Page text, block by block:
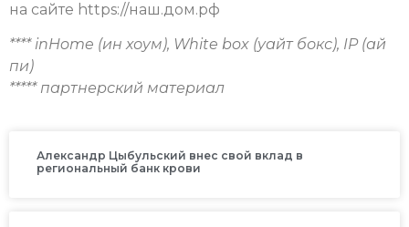
на сайте https://наш.дом.рф
**** inHome (ин хоум), White box (уайт бокс), IP (ай
пи)
***** партнерский материал
Александр Цыбульский внес свой вклад в
региональный банк крови